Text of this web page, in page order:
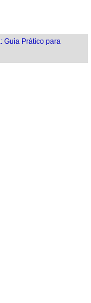
Guia Prático para